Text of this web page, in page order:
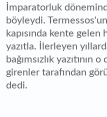
İmparatorluk
böyleydi. Termessos'un
kapısında kente
yazıtla. İlerleyen
bağımsızlık
girenler tarafından
dedi.